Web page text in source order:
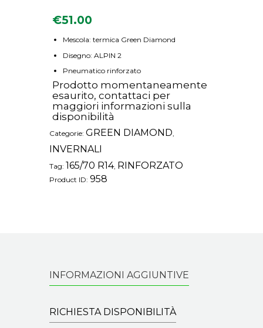
€51.00
Mescola: termica Green Diamond
Disegno: ALPIN 2
Pneumatico rinforzato
Prodotto momentaneamente
esaurito, contattaci per
maggiori informazioni sulla
disponibilità
Categorie: GREEN DIAMOND,
INVERNALI
Tag: 165/70 R14, RINFORZATO
Product ID: 958
INFORMAZIONI AGGIUNTIVE
RICHIESTA DISPONIBILITÀ